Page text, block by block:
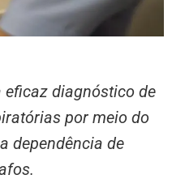
diagnóstico de
por meio do
dependência de